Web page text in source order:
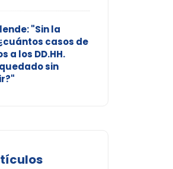
"Sin la
casos de
a los DD.HH.
sin